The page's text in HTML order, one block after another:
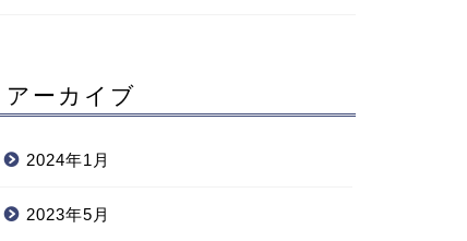
アーカイブ
2024年1月
2023年5月